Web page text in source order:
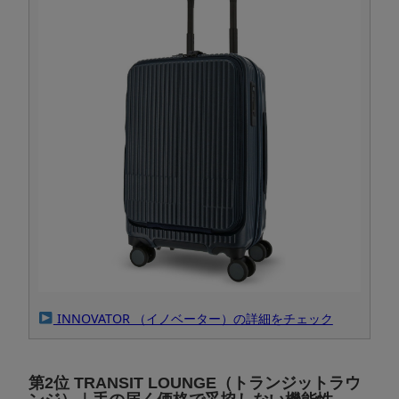
INNOVATOR （イノベーター）の詳細をチェック
第2位 TRANSIT LOUNGE（トランジットラウ